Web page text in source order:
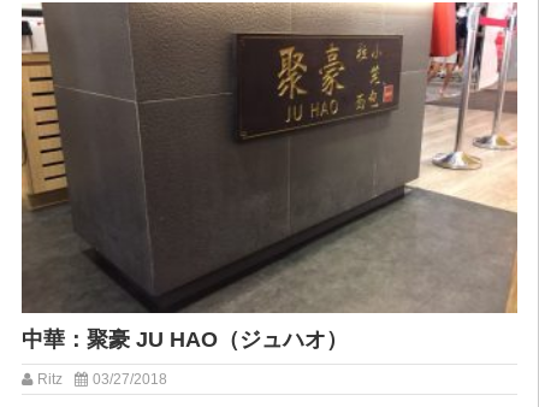
中華：聚豪 JU HAO（ジュハオ）
Ritz 03/27/2018